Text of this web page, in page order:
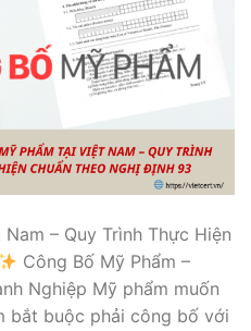
– Quy Trình Thực Hiện
Công Bố Mỹ Phẩm –
Nghiệp Mỹ phẩm muốn
bắt buộc phải công bố với